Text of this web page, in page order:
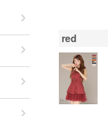
red